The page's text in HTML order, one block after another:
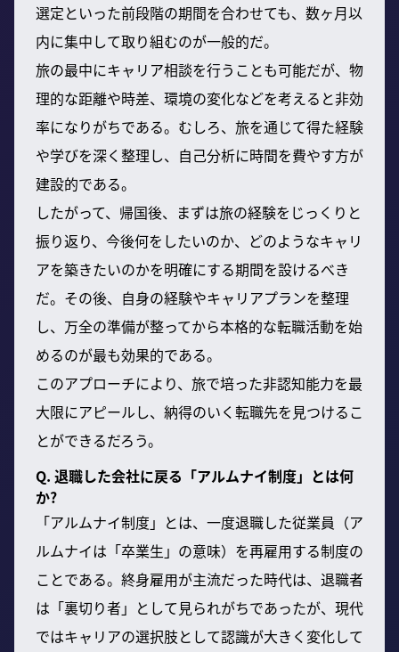
選定といった前段階の期間を合わせても、数ヶ月以
内に集中して取り組むのが一般的だ。
旅の最中にキャリア相談を行うことも可能だが、物
理的な距離や時差、環境の変化などを考えると非効
率になりがちである。むしろ、旅を通じて得た経験
や学びを深く整理し、自己分析に時間を費やす方が
建設的である。
したがって、帰国後、まずは旅の経験をじっくりと
振り返り、今後何をしたいのか、どのようなキャリ
アを築きたいのかを明確にする期間を設けるべき
だ。その後、自身の経験やキャリアプランを整理
し、万全の準備が整ってから本格的な転職活動を始
めるのが最も効果的である。
このアプローチにより、旅で培った非認知能力を最
大限にアピールし、納得のいく転職先を見つけるこ
とができるだろう。
Q. 退職した会社に戻る「アルムナイ制度」とは何
か?
「アルムナイ制度」とは、一度退職した従業員（ア
ルムナイは「卒業生」の意味）を再雇用する制度の
ことである。終身雇用が主流だった時代は、退職者
は「裏切り者」として見られがちであったが、現代
ではキャリアの選択肢として認識が大きく変化して